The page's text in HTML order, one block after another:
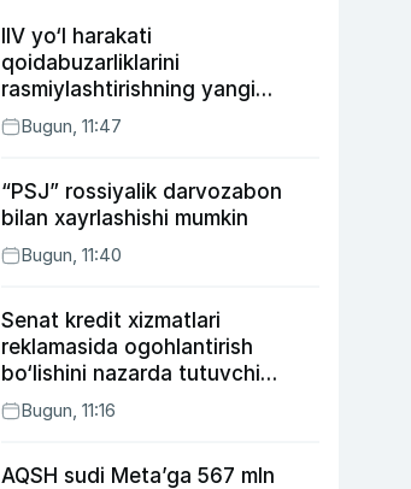
IIV yo‘l harakati
qoidabuzarliklarini
rasmiylashtirishning yangi
tartibini taklif qildi
Bugun, 11:47
“PSJ” rossiyalik darvozabon
bilan xayrlashishi mumkin
Bugun, 11:40
Senat kredit xizmatlari
reklamasida ogohlantirish
bo‘lishini nazarda tutuvchi
qonunni ma’qulladi
Bugun, 11:16
AQSH sudi Meta’ga 567 mln